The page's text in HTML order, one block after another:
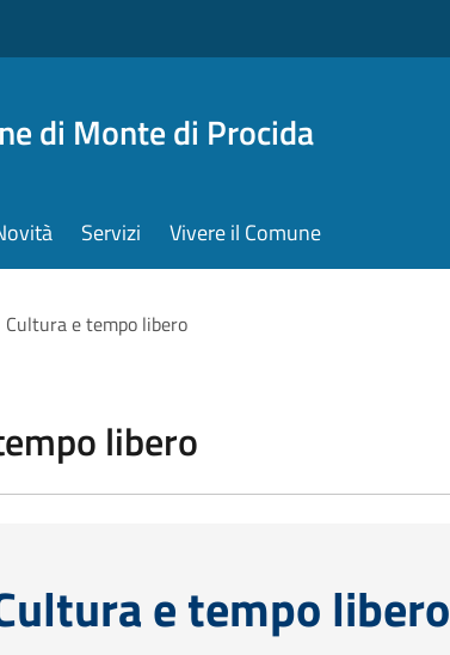
di Monte di Procida
Servizi Vivere il Comune
Cultura e tempo libero
libero
e tempo libero